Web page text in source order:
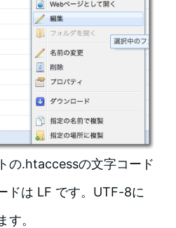
の.htaccessの文字コード
ドは LF です。UTF-8に
。